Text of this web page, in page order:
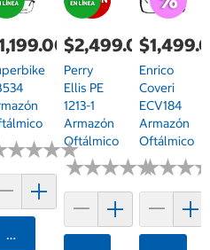
★★★★
★★★★
Agregar
$2,499.00
Perry
Ellis PE
1213-1
Armazón
Oftálmico
★★★★★
★★★★★
Enrico
Coveri
ECV184
Armazón
Oftálmico
★★★
★★★